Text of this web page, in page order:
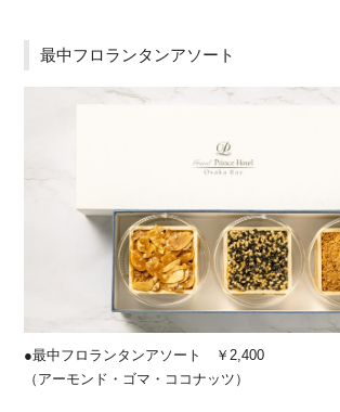
最中フロランタンアソート
●最中フロランタンアソート ￥2,400
（アーモンド・ゴマ・ココナッツ）